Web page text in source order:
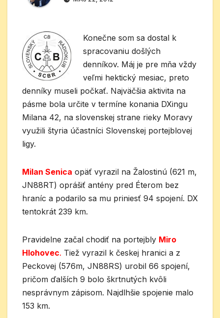
Konečne som sa dostal k
spracovaniu došlých
denníkov. Máj je pre mňa vždy
veľmi hektický mesiac, preto
denníky museli počkať. Najväčšia aktivita na
pásme bola určite v termíne konania DXingu
Milana 42, na slovenskej strane rieky Moravy
využili štyria účastníci Slovenskej portejblovej
ligy.
Milan Senica opäť vyrazil na Žalostinú (621 m,
JN88RT) oprášiť antény pred Éterom bez
hraníc a podarilo sa mu priniesť 94 spojení. DX
tentokrát 239 km.
Pravidelne začal chodiť na portejbly Miro
Hlohovec. Tiež vyrazil k českej hranici a z
Peckovej (576m, JN88RS) urobil 66 spojení,
pričom ďalších 9 bolo škrtnutých kvôli
nesprávnym zápisom. Najdlhšie spojenie malo
153 km.